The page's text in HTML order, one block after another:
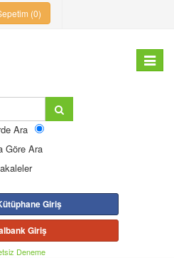
(0)
Toggle
Ara
Göre Ara
Giriş
Giriş
Deneme